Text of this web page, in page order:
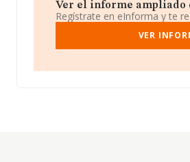
Ver el informe ampliado
Regístrate en eInforma y te
VER